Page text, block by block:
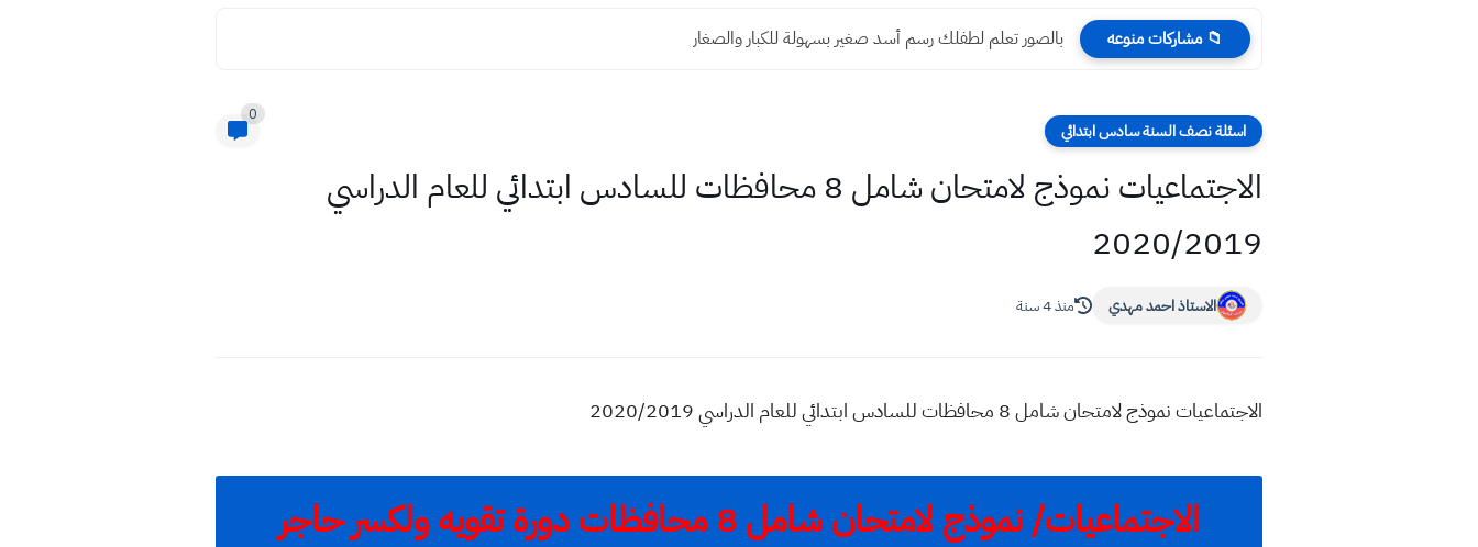
📁 مشاركات منوعه بالصور تعلم لطفلك رسم أسد صغير بسهولة للكبار والصغار
اسئلة نصف السنة سادس ابتدائي
0
الاجتماعيات نموذج لامتحان شامل 8 محافظات للسادس ابتدائي للعام الدراسي
2020/2019
الاستاذ احمد مهدي منذ 4 سنة
الاجتماعيات نموذج لامتحان شامل 8 محافظات للسادس ابتدائي للعام الدراسي 2020/2019
الاجتماعيات/ نموذج لامتحان شامل 8 محافظات دورة تقويه ولكسر حاجر